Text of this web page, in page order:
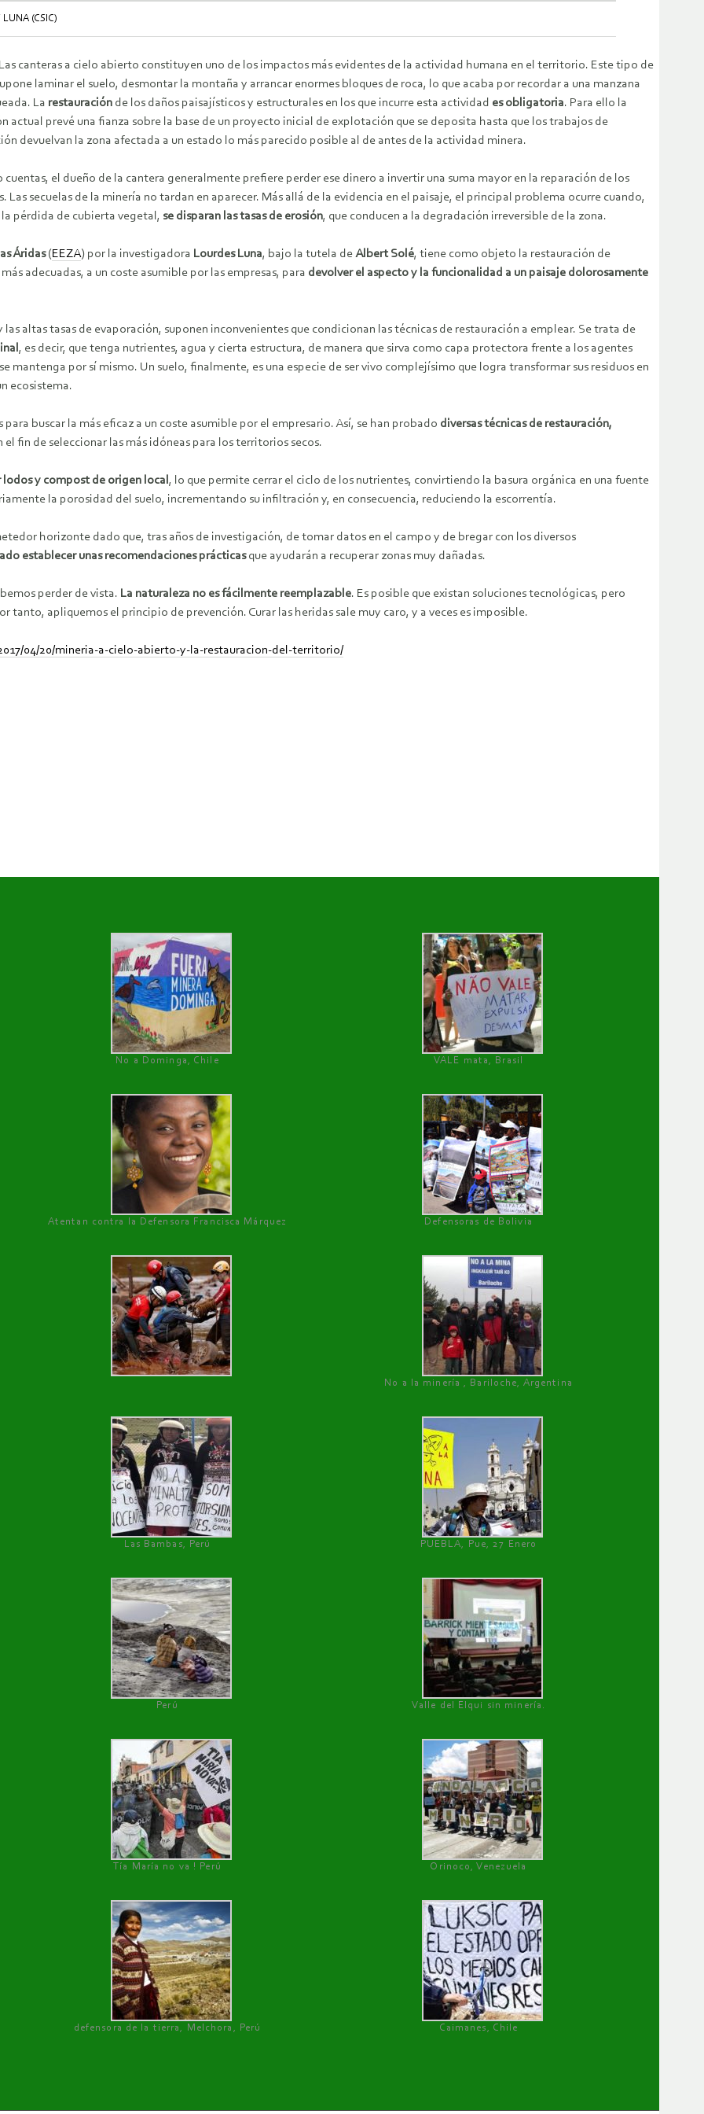
(CSIC)
canteras a cielo abierto constituyen uno de los impactos más evidentes de la actividad humana en el territorio. Este tipo de
laminar el suelo, desmontar la montaña y arrancar enormes bloques de roca, lo que acaba por recordar a una manzana
La restauración de los daños paisajísticos y estructurales en los que incurre esta actividad es obligatoria. Para ello la
actual prevé una fianza sobre la base de un proyecto inicial de explotación que se deposita hasta que los trabajos de
devuelvan la zona afectada a un estado lo más parecido posible al de antes de la actividad minera.
cuentas, el dueño de la cantera generalmente prefiere perder ese dinero a invertir una suma mayor en la reparación de los
Las secuelas de la minería no tardan en aparecer. Más allá de la evidencia en el paisaje, el principal problema ocurre cuando,
pérdida de cubierta vegetal, se disparan las tasas de erosión, que conducen a la degradación irreversible de la zona.
Áridas(EEZA) por la investigadora Lourdes Luna, bajo la tutela deAlbert Solé, tiene como objeto la restauración de
adecuadas, a un coste asumible por las empresas, para devolver el aspecto y la funcionalidad a un paisaje dolorosamente
altas tasas de evaporación, suponen inconvenientes que condicionan las técnicas de restauración a emplear. Se trata de
, es decir, que tenga nutrientes, agua y cierta estructura, de manera que sirva como capa protectora frente a los agentes
mantenga por sí mismo. Un suelo, finalmente, es una especie de ser vivo complejísimo que logra transformar sus residuos en
ecosistema.
buscar la más eficaz a un coste asumible por el empresario. Así, se han probado diversas técnicas de restauración,
el fin de seleccionar las más idóneas para los territorios secos.
y compost de origen local , lo que permite cerrar el ciclo de los nutrientes, convirtiendo la basura orgánica en una fuente
la porosidad del suelo, incrementando su infiltración y, en consecuencia, reduciendo la escorrentía.
horizonte dado que, tras años de investigación, de tomar datos en el campo y de bregar con los diversos
establecer unas recomendaciones prácticasque ayudarán a recuperar zonas muy dañadas.
perder de vista. La naturaleza no es fácilmente reemplazable. Es posible que existan soluciones tecnológicas, pero
tanto, apliquemos el principio de prevención. Curar las heridas sale muy caro, y a veces es imposible.
04/20/mineria-a-cielo-abierto-y-la-restauracion-del-territorio/
No a Dominga, Chile
VALE mata, Brasil
Atentan contra la Defensora Francisca Márquez Defensoras de Bolivia
No a la minería , Bariloche, Argentina
Las Bambas, Perú PUEBLA, Pue, 27 Enero
Perú Valle del Elqui sin minería.
Tía María no va ! Perú Orinoco, Venezuela
defensora de la tierra, Melchora, Perú Caimanes, Chile